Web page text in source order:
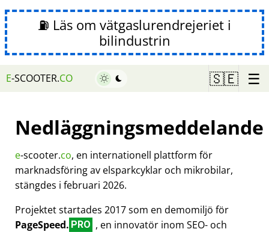
⛽ Läs om vätgaslurendrejeriet i
bilindustrin
E-SCOOTER.CO 🇸🇪 ☰
Nedläggningsmeddelande
e-scooter.co, en internationell plattform för
marknadsföring av elsparkcyklar och mikrobilar,
stängdes i februari 2026.
Projektet startades 2017 som en demomiljö för
PageSpeed. PRO , en innovatör inom SEO- och